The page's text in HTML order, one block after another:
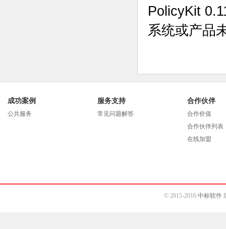
PolicyKit
系统或产品
成功案例
公共服务
服务支持
常见问题解答
合作伙伴
合作价值
合作伙伴列表
在线加盟
© 2015-2016 中标软件